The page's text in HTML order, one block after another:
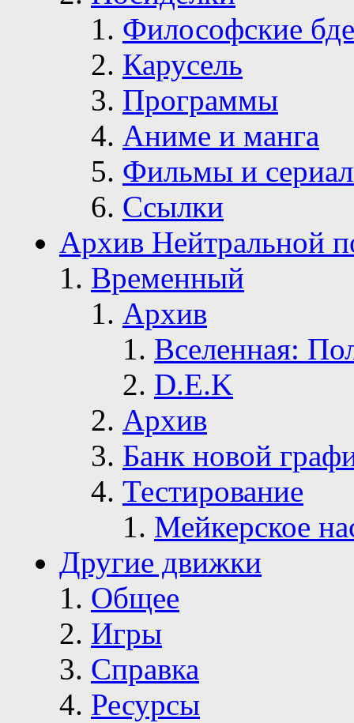
Философские
Карусель
Программы
Аниме и манга
Фильмы и
Ссылки
Архив Нейтральной
Временный
Архив
Вселенная:
D.E.K
Архив
Банк новой
Тестирование
Мейкерское
Другие движки
Общее
Игры
Справка
Ресурсы